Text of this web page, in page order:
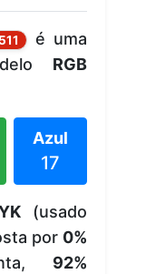
é uma
RGB
Azul
17
(usado
por 0%
92%